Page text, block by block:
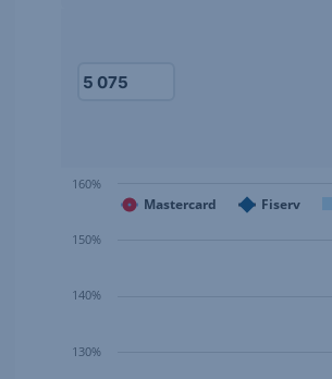
Mastercard Fiserv
140%
160%
130%
150%